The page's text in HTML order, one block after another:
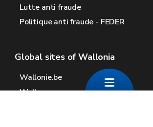
Lutte anti fraude
Politique anti fraude - FEDER
Global sites of Wallonia
Wallonie.be
Walloon government